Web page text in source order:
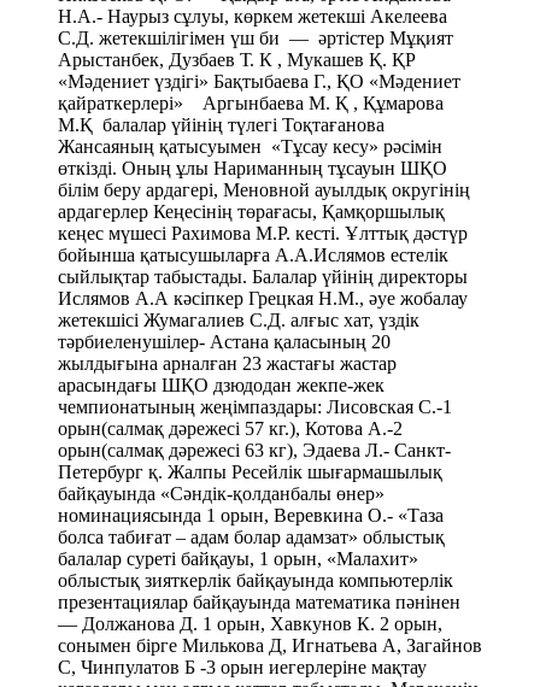
сыйлықтар табыстады. Балалар үйінің директоры
Ислямов А.А кәсіпкер Грецкая Н.М., әуе жобалау
жетекшісі Жумагалиев С.Д. алғыс хат, үздік
тәрбиеленушілер- Астана қаласының 20
жылдығына арналған 23 жастағы жастар
арасындағы ШҚО дзюдодан жекпе-жек
чемпионатының жеңімпаздары: Лисовская С.-1
орын(салмақ дәрежесі 57 кг.), Котова А.-2
орын(салмақ дәрежесі 63 кг), Эдаева Л.- Санкт-
Петербург қ. Жалпы Ресейлік шығармашылық
байқауында «Сәндік-қолданбалы өнер»
номинациясында 1 орын, Веревкина О.- «Таза
болса табиғат – адам болар адамзат» облыстық
балалар суреті байқауы, 1 орын, «Малахит»
облыстық зияткерлік байқауында компьютерлік
презентациялар байқауында математика пәнінен
— Должанова Д. 1 орын, Хавкунов К. 2 орын,
сонымен бірге Милькова Д, Игнатьева А, Загайнов
С, Чинпулатов Б -3 орын иегерлеріне мақтау
қағаздары мен алғыс хаттар табыстады. Мерекенің
екінші бөлімінде Катон-Қарағай ауданының
Ұлттық саябақ мамандары Сарсенова А.М және
Муратова А.М. және мереке қонақтарының
қатысуымен қылқан жапырақты ағаштар егілді,
Жас техниктер станцасы үйірмесінің оқытушысы
Жумагалиев С.Д. жетекшілігімен әуе
жобалаушылар-балалар үйінің
тәрбиеленушілерінің үлгілі көрсетілімі өтті,
сонымен қатар дәстүрлі ұлттық ойындар
ойнатылды: айғайлау, ысқыру байқаулары, гір
көтеру, арқан тарту, қол күресі. Мерекеде ұлттық